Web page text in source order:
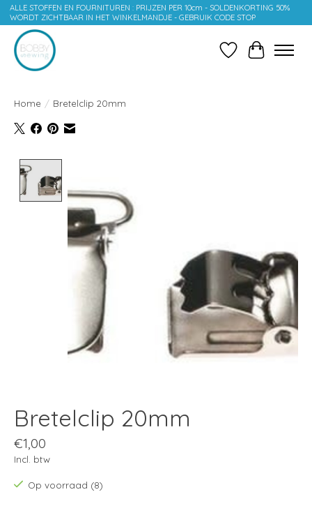
ALLE STOFFEN EN FOURNITUREN : PRIJZEN PER 10cm - SOLDENKORTING 50%
WORDT ZICHTBAAR IN HET WINKELMANDJE - GEBRUIK CODE STOP
Verlanglijst
Home / Bretelclip 20mm
Bretelclip 20mm
€1,00
Incl. btw
Op voorraad (8)